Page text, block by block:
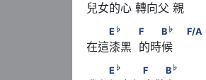
兒女的心 轉向父 親
E ♭ F　
E ♭ F B ♭ F/A
在這漆黑  的時候
E ♭ F　　B
E ♭ F B ♭